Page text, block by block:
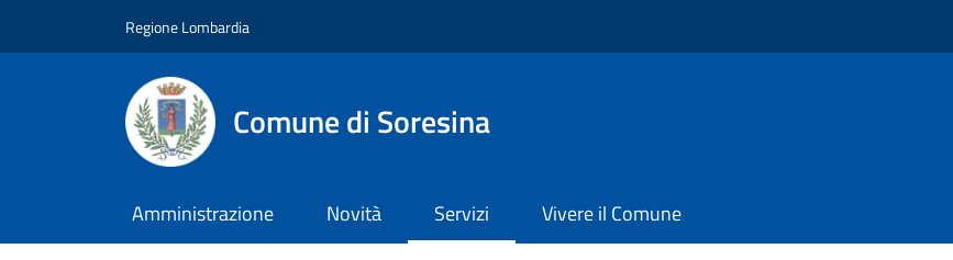
Regione Lombardia
Comune di Soresina
Amministrazione Novità Servizi Vivere il Comune